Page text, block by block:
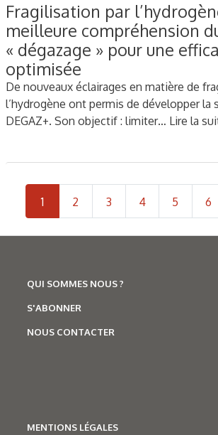
Fragilisation par
meilleure compréhension
« dégazage » pour une
optimisée
De nouveaux éclairages en matière de
l’hydrogène ont permis de développer
DEGAZ+. Son objectif : limiter… Lire la
1 2 3 4 5 6
QUI SOMMES NOUS ?
S'ABONNER
NOUS CONTACTER
MENTIONS LÉGALES